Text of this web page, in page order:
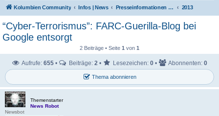
Kolumbien Community Infos | News Presseinformationen & Neuigkeiten 2013
“Cyber-Terrorismus”: FARC-Guerilla-Blog bei
Google entsorgt
2 Beiträge • Seite 1 von 1
Thema abonnieren
Aufrufe: 655 • Beiträge: 2 • Lesezeichen: 0 • Abonnenten: 0
Themenstarter
News Robot
Newsbot